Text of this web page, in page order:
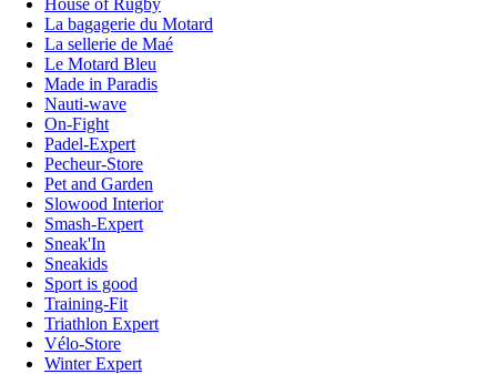
House of Rugby
La bagagerie du Motard
La sellerie de Maé
Le Motard Bleu
Made in Paradis
Nauti-wave
On-Fight
Padel-Expert
Pecheur-Store
Pet and Garden
Slowood Interior
Smash-Expert
Sneak'In
Sneakids
Sport is good
Training-Fit
Triathlon Expert
Vélo-Store
Winter Expert